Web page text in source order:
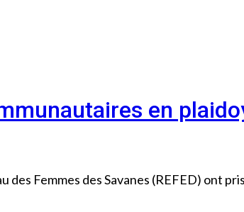
en
Femmes des Savanes (REFED) ont